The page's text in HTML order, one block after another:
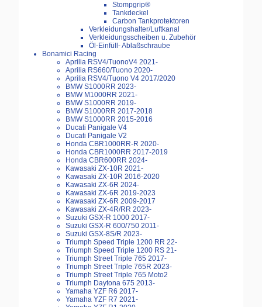
Stompgrip®
Tankdeckel
Carbon Tankprotektoren
Verkleidungshalter/Luftkanal
Verkleidungsscheiben u. Zubehör
Öl-Einfüll- Ablaßschraube
Bonamici Racing
Aprilia RSV4/TuonoV4 2021-
Aprilia RS660/Tuono 2020-
Aprilia RSV4/Tuono V4 2017/2020
BMW S1000RR 2023-
BMW M1000RR 2021-
BMW S1000RR 2019-
BMW S1000RR 2017-2018
BMW S1000RR 2015-2016
Ducati Panigale V4
Ducati Panigale V2
Honda CBR1000RR-R 2020-
Honda CBR1000RR 2017-2019
Honda CBR600RR 2024-
Kawasaki ZX-10R 2021-
Kawasaki ZX-10R 2016-2020
Kawasaki ZX-6R 2024-
Kawasaki ZX-6R 2019-2023
Kawasaki ZX-6R 2009-2017
Kawasaki ZX-4R/RR 2023-
Suzuki GSX-R 1000 2017-
Suzuki GSX-R 600/750 2011-
Suzuki GSX-8S/R 2023-
Triumph Speed Triple 1200 RR 22-
Triumph Speed Triple 1200 RS 21-
Triumph Street Triple 765 2017-
Triumph Street Triple 765R 2023-
Triumph Street Triple 765 Moto2
Triumph Daytona 675 2013-
Yamaha YZF R6 2017-
Yamaha YZF R7 2021-